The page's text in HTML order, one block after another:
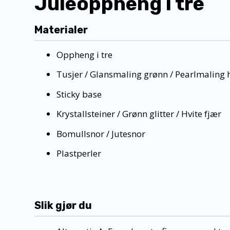
Materialer
Oppheng i tre
Tusjer / Glansmaling grønn / Pearlmaling
Sticky base
Krystallsteiner / Grønn glitter / Hvite fjær
Bomullsnor / Jutesnor
Plastperler
Slik gjør du